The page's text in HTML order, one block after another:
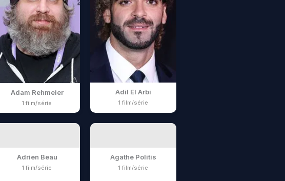
Adam Rehmeier
1 film/série
Adil El Arbi
1 film/série
Adrien Beau
1 film/série
Agathe Politis
1 film/série